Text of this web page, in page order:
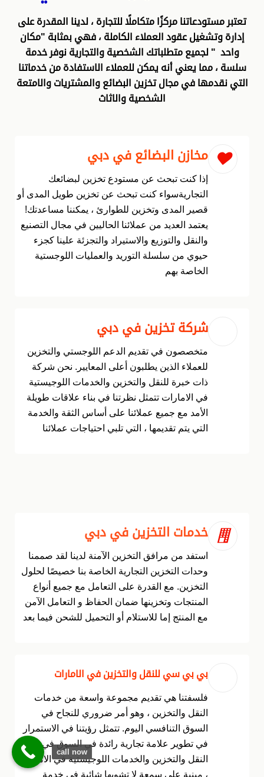
تعتبر مستودعاتنا مركزًا متكاملًا للتجارة ، لدينا المقدرة على
إدارة وتشغيل عقود العملاء الكاملة ، فهي بمثابة "مكان
واحد " لجميع متطلباتك الشخصية والتجارية نوفر خدمة
سلسة ، مما يعني أنه يمكن للعملاء الاستفادة من خدماتنا
التي نقدمها في مجال تخزين البضائع والمشتريات والامتعة
الشخصية والاثاث
مخازن البضائع في دبي
إذا كنت تبحث عن مستودع تخزين لبضائعك
التجاريةسواء كنت تبحث عن تخزين طويل المدى أو
قصير المدى وتخزين للطوارئ ، يمكننا مساعدتك!
يعتمد العديد من عملائنا الحاليين في مجال التصنيع
والنقل والتوزيع والاستيراد والتجزئة علينا كجزء
حيوي من سلسلة التوريد والعمليات اللوجستية
الخاصة بهم
شركة تخزين في دبي
متخصصون في تقديم الدعم اللوجستي والتخزين
للعملاء الذين يطلبون أعلى المعايير. نحن شركة
ذات خبرة للنقل والتخزين والخدمات اللوجيستية
في الامارات تتمثل نظرتنا في بناء علاقات طويلة
الأمد مع جميع عملائنا على أساس الثقة والخدمة
التي يتم تقديمها ، التي تلبي احتياجات عملائنا
خدمات التخزين في دبي
استفد من مرافق التخزين الآمنة لدينا لقد صممنا
وحدات التخزين التجارية الخاصة بنا خصيصًا لحلول
التخزين. مع القدرة على التعامل مع جميع أنواع
المنتجات وتخزينها ضمان الحفاظ و التعامل الآمن
مع المنتج إما للاستلام أو التحميل للشحن فيما بعد
بي بي سي للنقل والتخزين في الامارات
فلسفتنا هي تقديم مجموعة واسعة من خدمات
النقل والتخزين ، وهو أمر ضروري للنجاح في
السوق التنافسي اليوم. تتمثل رؤيتنا في الاستمرار
في تطوير علامة تجارية رائدة في السوق في مجال
النقل والتخزين والخدمات اللوجيستية في الامارات
، مبنية على سمعة لا تشوبها شائبة في خدمة
call now